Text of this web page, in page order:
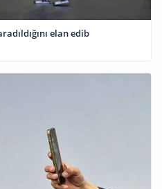
elan edib